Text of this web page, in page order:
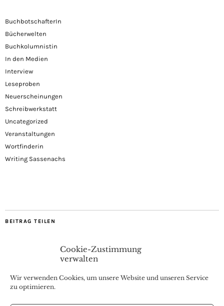
Cookie-Zustimmung
verwalten
Wir verwenden Cookies, um unsere Website und unseren Service
zu optimieren.
BuchbotschafterIn
Bücherwelten
Buchkolumnistin
In den Medien
Interview
Leseproben
Neuerscheinungen
Schreibwerkstatt
Uncategorized
Veranstaltungen
Wortfinderin
Writing Sassenachs
BEITRAG TEILEN